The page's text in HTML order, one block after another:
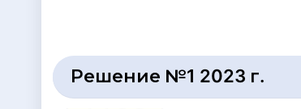
Решение №1 2023 г.